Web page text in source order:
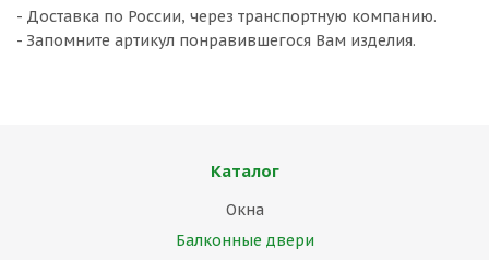
- Доставка по России, через транспортную компанию.
- Запомните артикул понравившегося Вам изделия.
Каталог
Окна
Балконные двери